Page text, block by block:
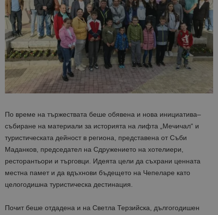
По време на тържествата беше обявена и нова инициатива–
събиране на материали за историята на лифта „Мечичал“ и
туристическата дейност в региона, представена от Съби
Маданков, председател на Сдружението на хотелиери,
ресторантьори и търговци. Идеята цели да съхрани ценната
местна памет и да вдъхнови бъдещето на Чепеларе като
целогодишна туристическа дестинация.
Почит беше отдадена и на Светла Терзийска, дългогодишен